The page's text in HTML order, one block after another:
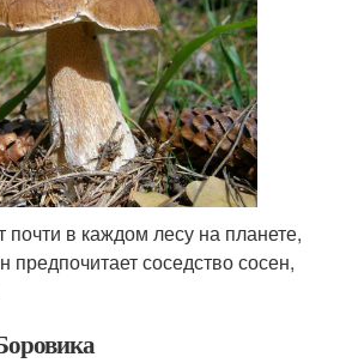
почти в каждом лесу на планете,
соседство сосен,